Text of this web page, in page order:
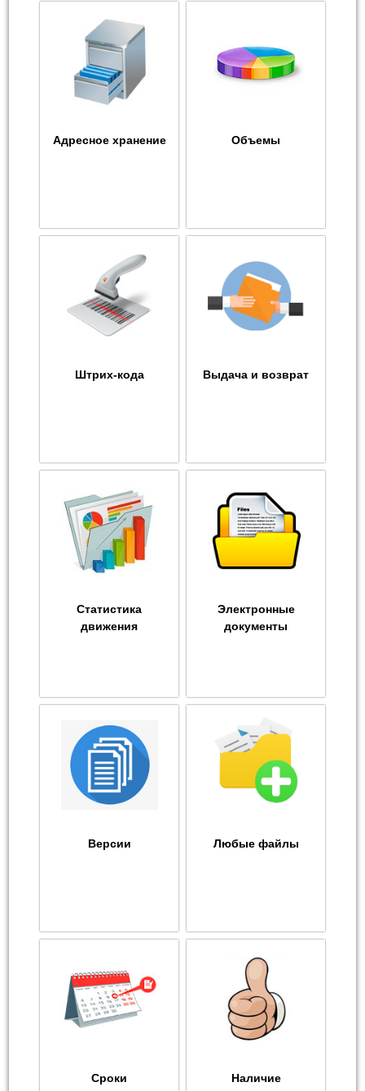
Адресное хранение Объемы
Штрих-кода Выдача и возврат
Статистика
движения
Электронные
документы
Версии Любые файлы
Сроки Наличие